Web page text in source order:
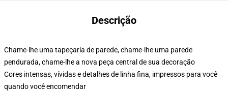
Descrição
Chame-lhe uma tapeçaria de parede, chame-lhe uma parede
pendurada, chame-lhe a nova peça central de sua decoração
Cores intensas, vívidas e detalhes de linha fina, impressos para você
quando você encomendar